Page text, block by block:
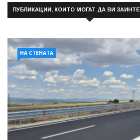
ПУБЛИКАЦИИ, КОИТО МОГАТ ДА ВИ
НА СТЕНАТА